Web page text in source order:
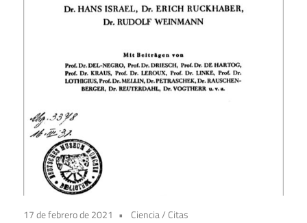
17 de febrero de 2021 Ciencia/ Citas